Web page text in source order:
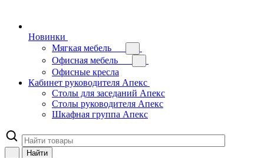
Новинки
Мягкая мебель
Офисная мебель
Офисные кресла
Кабинет руководителя Апекс
Столы для заседаний Апекс
Столы руководителя Апекс
Шкафная группа Апекс
Найти